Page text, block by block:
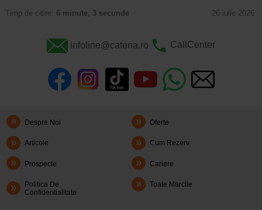
Timp de citire: 6 minute, 3 secunde 26 iulie 2026
infoline@catena.ro CallCenter
Despre Noi Oferte
Articole Cum Rezerv
Prospecte Cariere
Politica De
Confidentialitate
Toate Marcile